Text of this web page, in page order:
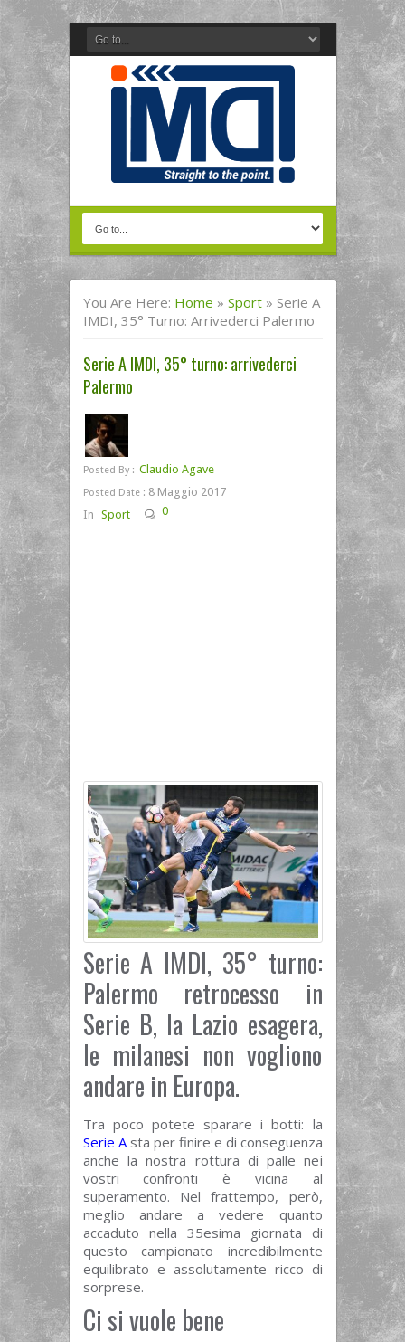
You Are Here: Home » Sport » Serie A
IMDI, 35° Turno: Arrivederci Palermo
Serie A IMDI, 35° turno: arrivederci
Palermo
Posted By : Claudio Agave
Posted Date : 8 Maggio 2017
In Sport 0
Serie A IMDI, 35° turno:
Palermo retrocesso in
Serie B, la Lazio esagera,
le milanesi non vogliono
andare in Europa.
Tra poco potete sparare i botti: la
Serie Asta per finire e di conseguenza
anche la nostra rottura di palle nei
vostri confronti è vicina al
superamento. Nel frattempo, però,
meglio andare a vedere quanto
accaduto nella 35esima giornata di
questo campionato incredibilmente
equilibrato e assolutamente ricco di
sorprese.
Ci si vuole bene